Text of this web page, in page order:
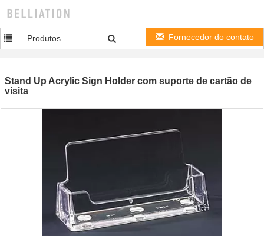
Produtos Fornecedor do contato
Stand Up Acrylic Sign Holder com suporte de cartão de
visita